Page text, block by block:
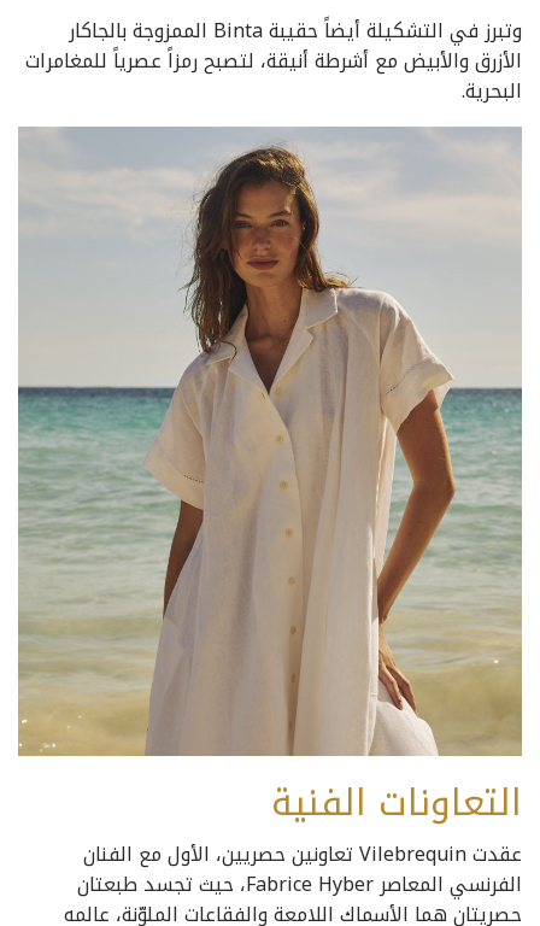
وتبرز في التشكيلة أيضاً حقيبة Binta الممزوجة بالجاكار
الأزرق والأبيض مع أشرطة أنيقة، لتصبح رمزاً عصرياً للمغامرات
البحرية.
التعاونات الفنية
عقدت Vilebrequin تعاونين حصريين، الأول مع الفنان
الفرنسي المعاصر Fabrice Hyber، حيث تجسد طبعتان
حصريتان هما الأسماك اللامعة والفقاعات الملوّنة، عالمه